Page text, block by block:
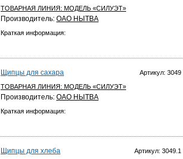
ТОВАРНАЯ ЛИНИЯ: МОДЕЛЬ «СИЛУЭТ»
Производитель: ОАО НЫТВА
Краткая информация:
Артикул: 3049
Щипцы для сахара
ТОВАРНАЯ ЛИНИЯ: МОДЕЛЬ «СИЛУЭТ»
Производитель: ОАО НЫТВА
Краткая информация:
Артикул: 3049.1
Щипцы для хлеба